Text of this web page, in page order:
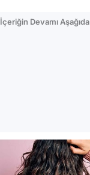
İçeriğin Devamı Aşağıda